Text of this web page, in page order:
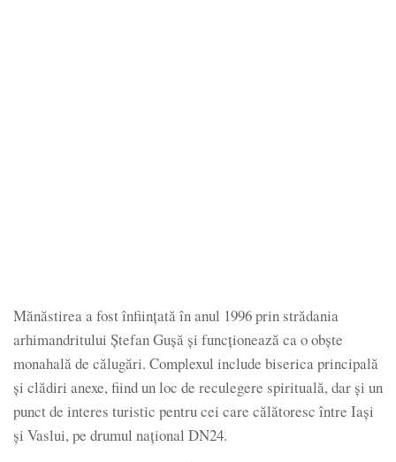
Mănăstirea a fost înființată în anul 1996 prin strădania
arhimandritului Ștefan Gușă și funcționează ca o obște
monahală de călugări. Complexul include biserica principală
și clădiri anexe, fiind un loc de reculegere spirituală, dar și un
punct de interes turistic pentru cei care călătoresc între Iași
și Vaslui, pe drumul național DN24.